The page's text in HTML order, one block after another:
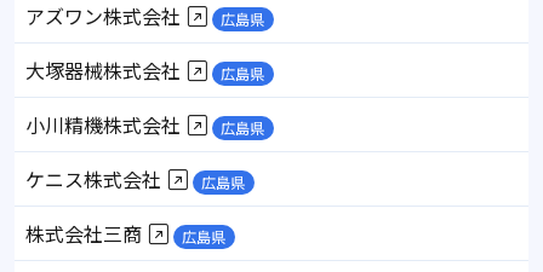
アズワン株式会社 広島県
大塚器械株式会社 広島県
小川精機株式会社 広島県
ケニス株式会社 広島県
株式会社三商 広島県